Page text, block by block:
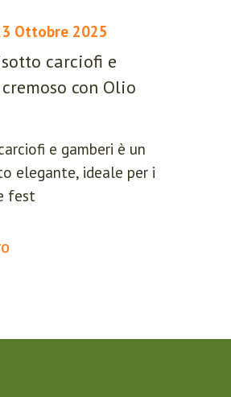
Ottobre 2025
carciofi e
con Olio
e gamberi è un
elegante, ideale per i
fest
PASSWORD